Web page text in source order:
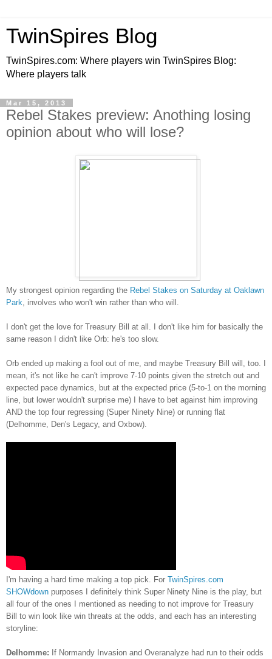
TwinSpires Blog
TwinSpires.com: Where players win TwinSpires Blog:
Where players talk
Mar 15, 2013
Rebel Stakes preview: Anothing losing
opinion about who will lose?
My strongest opinion regarding the Rebel Stakes on Saturday at Oaklawn
Park , involves who won't win rather than who will.
I don't get the love for Treasury Bill at all. I don't like him for basically the
same reason I didn't like Orb: he's too slow.
Orb ended up making a fool out of me, and maybe Treasury Bill will, too. I
mean, it's not like he can't improve 7-10 points given the stretch out and
expected pace dynamics, but at the expected price (5-to-1 on the morning
line, but lower wouldn't surprise me) I have to bet against him improving
AND the top four regressing (Super Ninety Nine) or running flat
(Delhomme, Den's Legacy, and Oxbow).
I'm having a hard time making a top pick. For TwinSpires.com
SHOWdown purposes I definitely think Super Ninety Nine is the play, but
all four of the ones I mentioned as needing to not improve for Treasury
Bill to win look like win threats at the odds, and each has an interesting
storyline:
Delhomme: If Normandy Invasion and Overanalyze had run to their odds